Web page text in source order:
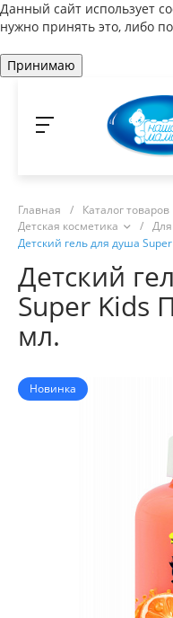
Данный сайт использует
нужно принять это, либо
Принимаю
Главная / Каталог товаров
Детская косметика
/
Детский гель для душа
Детский
Super Kids
мл.
Новинка